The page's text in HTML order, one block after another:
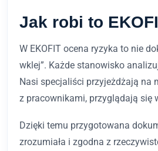
Jak robi to
W EKOFIT ocena ryzyka to nie
wklej”. Każde stanowisko
Nasi specjaliści przyjeżdżają na
z pracownikami, przyglądają się
Dzięki temu przygotowana
zrozumiała i zgodna z